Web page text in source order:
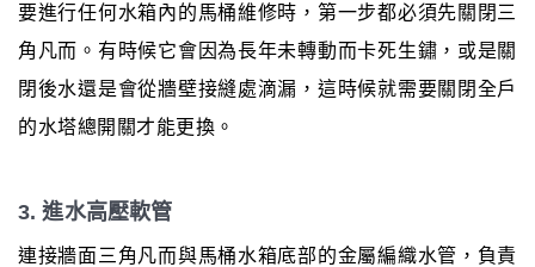
要進行任何水箱內的馬桶維修時，第一步都必須先關閉三
角凡而。有時候它會因為長年未轉動而卡死生鏽，或是關
閉後水還是會從牆壁接縫處滴漏，這時候就需要關閉全戶
的水塔總開關才能更換。
3. 進水高壓軟管
連接牆面三角凡而與馬桶水箱底部的金屬編織水管，負責